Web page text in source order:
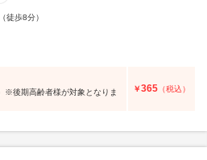
徒歩8分）
※後期高齢者様が対象となりま
￥365 （税込）